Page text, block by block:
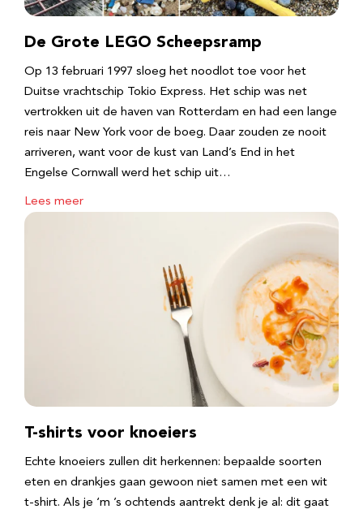
De Grote LEGO Scheepsramp
Op 13 februari 1997 sloeg het noodlot toe voor het
Duitse vrachtschip Tokio Express. Het schip was net
vertrokken uit de haven van Rotterdam en had een lange
reis naar New York voor de boeg. Daar zouden ze nooit
arriveren, want voor de kust van Land’s End in het
Engelse Cornwall werd het schip uit…
Lees meer
T-shirts voor knoeiers
Echte knoeiers zullen dit herkennen: bepaalde soorten
eten en drankjes gaan gewoon niet samen met een wit
t-shirt. Als je ‘m ’s ochtends aantrekt denk je al: dit gaat